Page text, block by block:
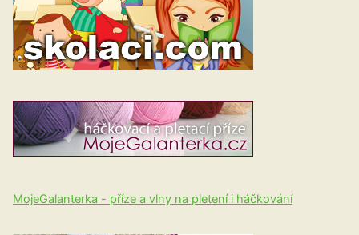
MojeGalanterka - příze a vlny na pletení i háčkování